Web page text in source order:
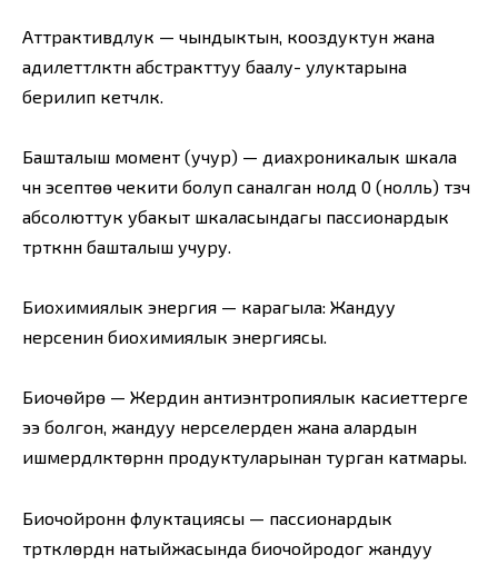
Аттрактивдүүлук — чындыктын, кооздуктун жана
адилеттүүлүктүн абстракттуу баалу- улуктарына
берилип кетүүчүлүк.
Башталыш момент (учур) — диахроникалык шкала
үчүн эсептөө чекити болуп саналган нолдү 0 (нолль) түзүүчү
абсолюттук убакыт шкаласындагы пассионардык
түрткүнүн башталыш учуру.
Биохимиялык энергия — карагыла: Жандуу
нерсенин биохимиялык энергиясы.
Биочөйрө — Жердин антиэнтропиялык касиеттерге
ээ болгон, жандуу нерселерден жана алардын
ишмердүүлүктөрүнүн продуктуларынан турган катмары.
Биочойронүн флуктациясы — пассионардык
түрткүлөрдүн натыйжасында биочойродогү жандуу